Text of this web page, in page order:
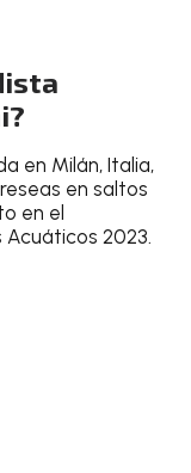
en Milán, Italia,
en saltos
en el
2023.